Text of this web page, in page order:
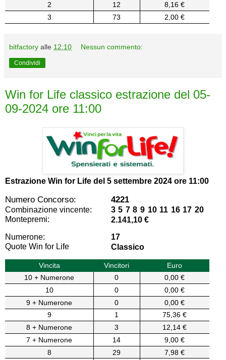
2
12
8,16 €
3
73 2,00 €
bitfactory alle 12:10 Nessun commento:
Condividi
Win for Life classico estrazione del 05-
09-2024 ore 11:00
Estrazione Win for Life del 5 settembre 2024 ore 11:00
Numero Concorso: 4221
Combinazione vincente:
3 5 7 8 9 10 11 16 17 20
Montepremi:
2.141,10 €
Numerone:
17
Quote Win for Life
Classico
Vincita Vincitori
Euro
10 + Numerone
0
0,00 €
10
0
0,00 €
9 + Numerone
0
0,00 €
9
1
75,36 €
8 + Numerone
3
12,14 €
7 + Numerone
14
9,00 €
8
29
7,98 €